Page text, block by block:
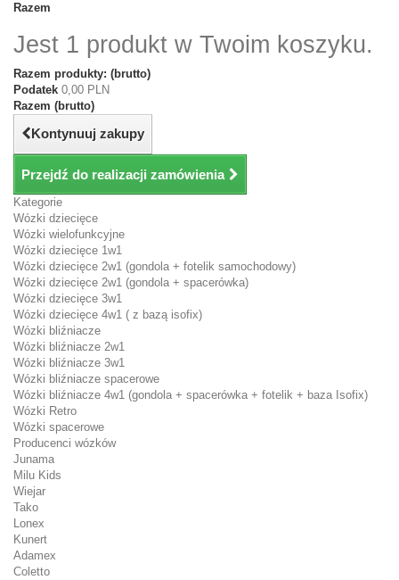
Razem
Jest 1 produkt w Twoim koszyku.
Razem produkty: (brutto)
Podatek 0,00 PLN
Razem (brutto)
Kontynuuj zakupy
Przejdź do realizacji zamówienia
Kategorie
Wózki dziecięce
Wózki wielofunkcyjne
Wózki dziecięce 1w1
Wózki dziecięce 2w1 (gondola + fotelik samochodowy)
Wózki dziecięce 2w1 (gondola + spacerówka)
Wózki dziecięce 3w1
Wózki dziecięce 4w1 ( z bazą isofix)
Wózki bliźniacze
Wózki bliźniacze 2w1
Wózki bliźniacze 3w1
Wózki bliźniacze spacerowe
Wózki bliźniacze 4w1 (gondola + spacerówka + fotelik + baza Isofix)
Wózki Retro
Wózki spacerowe
Producenci wózków
Junama
Milu Kids
Wiejar
Tako
Lonex
Kunert
Adamex
Coletto